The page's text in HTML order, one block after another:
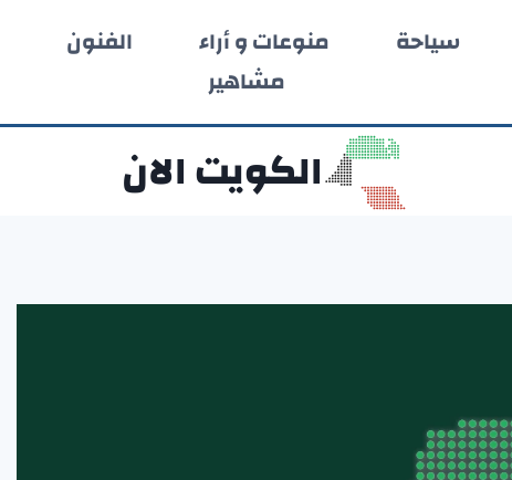
سياحة منوعات و أراء الفنون
مشاهير
الكويت الان